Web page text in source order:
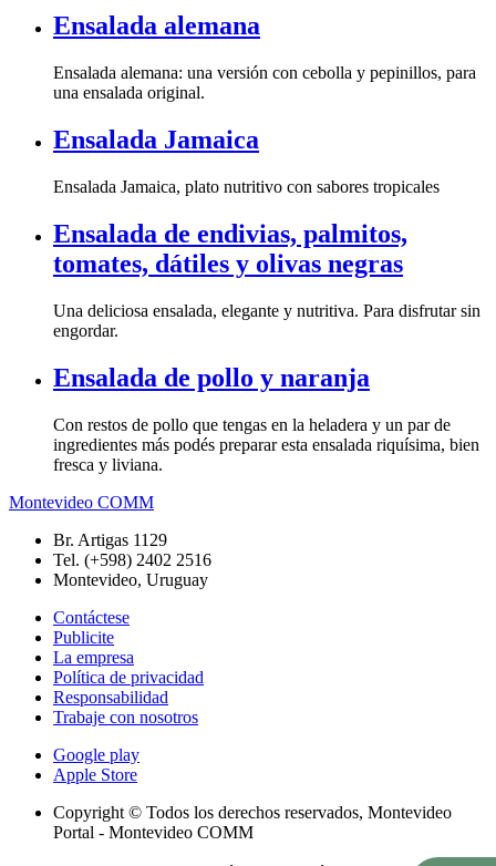
Ensalada alemana
Ensalada alemana: una versión con cebolla y pepinillos, para
una ensalada original.
Ensalada Jamaica
Ensalada Jamaica, plato nutritivo con sabores tropicales
Ensalada de endivias, palmitos,
tomates, dátiles y olivas negras
Una deliciosa ensalada, elegante y nutritiva. Para disfrutar sin
engordar.
Ensalada de pollo y naranja
Con restos de pollo que tengas en la heladera y un par de
ingredientes más podés preparar esta ensalada riquísima, bien
fresca y liviana.
Montevideo COMM
Br. Artigas 1129
Tel. (+598) 2402 2516
Montevideo, Uruguay
Contáctese
Publicite
La empresa
Política de privacidad
Responsabilidad
Trabaje con nosotros
Google play
Apple Store
Copyright © Todos los derechos reservados, Montevideo
Portal - Montevideo COMM